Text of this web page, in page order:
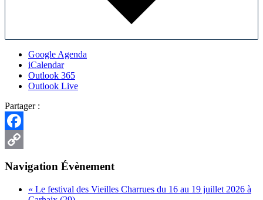
Google Agenda
iCalendar
Outlook 365
Outlook Live
Partager :
Facebook
Navigation Évènement
« Le festival des Vieilles Charrues du 16 au 19 juillet 2026 à